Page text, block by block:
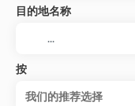
目的地名称
按
我们的推荐选择